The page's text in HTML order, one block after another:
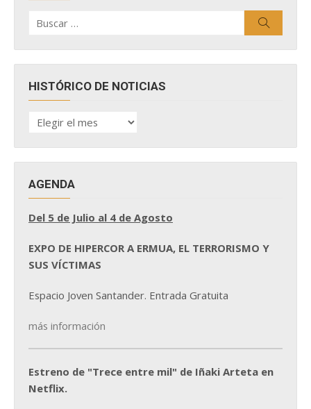
por:
HISTÓRICO DE NOTICIAS
HISTÓRICO
DE
AGENDA
Del 5 de Julio al 4 de Agosto
EXPO DE HIPERCOR A ERMUA, EL TERRORISMO Y
SUS VÍCTIMAS
Espacio Joven Santander. Entrada Gratuita
más información
Estreno de "Trece entre mil" de Iñaki Arteta en
Netflix.